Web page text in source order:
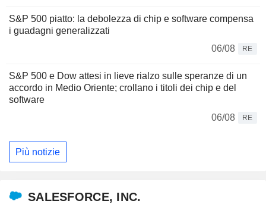
S&P 500 piatto: la debolezza di chip e software compensa
i guadagni generalizzati
06/08
RE
S&P 500 e Dow attesi in lieve rialzo sulle speranze di un
accordo in Medio Oriente; crollano i titoli dei chip e del
software
06/08
RE
Più notizie
SALESFORCE, INC.